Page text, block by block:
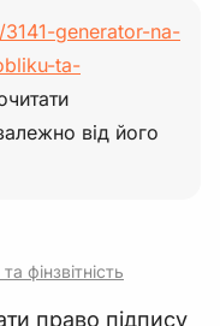
generator-na-
ta-
від його
фінзвітність
право підпису